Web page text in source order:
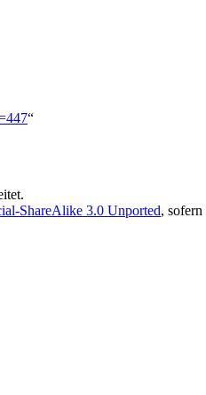
“
ShareAlike 3.0 Unported, sofern